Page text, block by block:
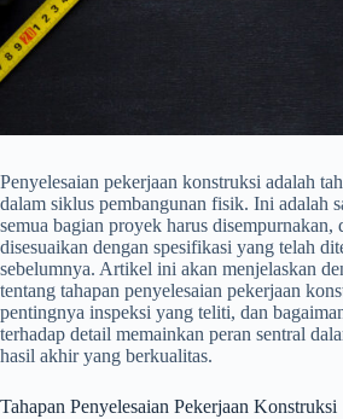
Penyelesaian pekerjaan konstruksi adalah
dalam siklus pembangunan fisik. Ini adalah
semua bagian proyek harus disempurnakan,
disesuaikan dengan spesifikasi yang telah
sebelumnya. Artikel ini akan menjelaskan
tentang tahapan penyelesaian pekerjaan
pentingnya inspeksi yang teliti, dan
terhadap detail memainkan peran sentral
hasil akhir yang berkualitas.
Tahapan Penyelesaian Pekerjaan Konstruksi